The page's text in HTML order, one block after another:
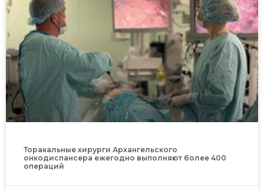
Торакальные хирурги Архангельского
онкодиспансера ежегодно выполняют более 400
операций